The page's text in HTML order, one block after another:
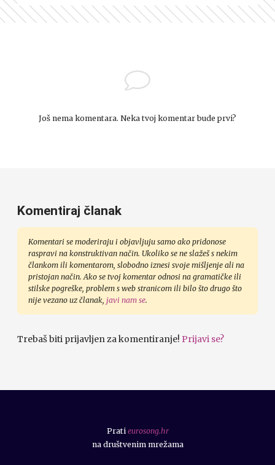
Još nema komentara. Neka tvoj komentar bude prvi?
Komentiraj članak
Komentari se moderiraju i objavljuju samo ako pridonose
raspravi na konstruktivan način. Ukoliko se ne slažeš s nekim
člankom ili komentarom, slobodno iznesi svoje mišljenje ali na
pristojan način. Ako se tvoj komentar odnosi na gramatičke ili
stilske pogreške, problem s web stranicom ili bilo što drugo što
nije vezano uz članak, javi nam se.
Trebaš biti prijavljen za komentiranje! Prijavi se?
Prati eurosong.hr
na društvenim mrežama